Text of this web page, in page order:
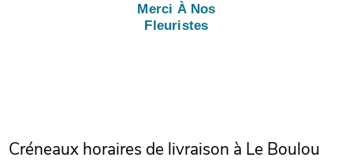
Merci À Nos
Fleuristes
Créneaux horaires de livraison à Le Boulou